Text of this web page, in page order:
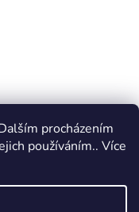
procházením
používáním.. Více